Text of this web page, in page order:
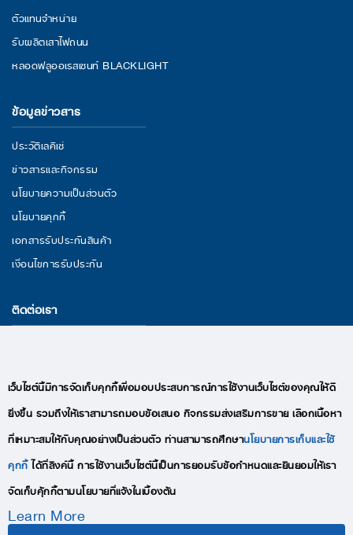
ตัวแทนจำหน่าย
รับผลิตเสาไฟถนน
หลอดฟลูออเรสเซนท์ BLACKLIGHT
ข้อมูลข่าวสาร
ประวัติเลคิเซ่
ข่าวสารและกิจกรรม
นโยบายความเป็นส่วนตัว
นโยบายคุกกี้
เอกสารรับประกันสินค้า
เงื่อนไขการรับประกัน
ติดต่อเรา
โทร : +66(0)95-409-9280
COPYRIGHTS © 2020 LEKISE, ALL RIGHTS RESERVED
เว็บไซต์นี้มีการจัดเก็บคุกกี้เพื่อมอบประสบการณ์การใช้งานเว็บไซต์ของคุณให้ดี
ยิ่งขึ้น รวมถึงให้เราสามารถมอบข้อเสนอ กิจกรรมส่งเสริมการขาย เลือกเนื้อหา
ที่เหมาะสมให้กับคุณอย่างเป็นส่วนตัว ท่านสามารถศึกษานโยบายการเก็บและใช้
คุกกี้ได้ที่ลิงค์นี้ การใช้งานเว็บไซต์นี้เป็นการยอมรับข้อกำหนดและยินยอมให้เรา
จัดเก็บคุ้กกี้ตามนโยบายที่แจ้งในเบื้องต้น
Learn More